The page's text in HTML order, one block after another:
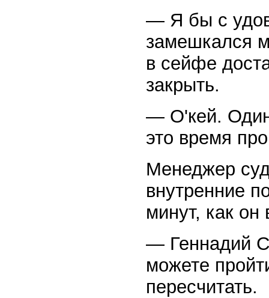
— Я бы с
замешкался
в сейфе
закрыть.
— О'кей.
это время
Менеджер
внутренние
минут, как
— Геннадий
можете
пересчитать.